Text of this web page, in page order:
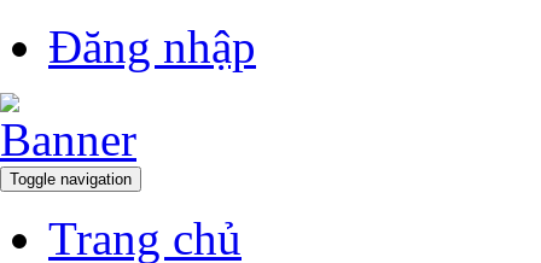
Đăng nhập
Toggle navigation
Trang chủ